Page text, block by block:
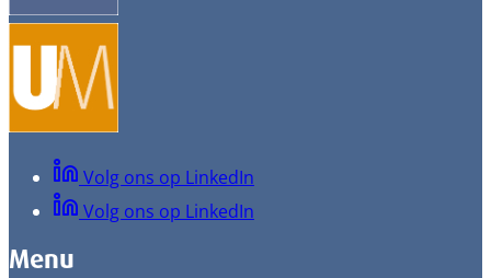
Volg ons op LinkedIn
Volg ons op LinkedIn
Menu